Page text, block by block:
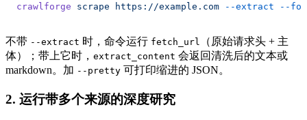
crawlforge scrape https://example.com --extract --
不带 --extract 时，命令运行 fetch_url
（原始请求头 + 主
体）；带上它时， extract_content 会返回清洗后的文本或
markdown。加 --pretty 可打印缩进的 JSON。
2. 运行带多个来源的深度研究